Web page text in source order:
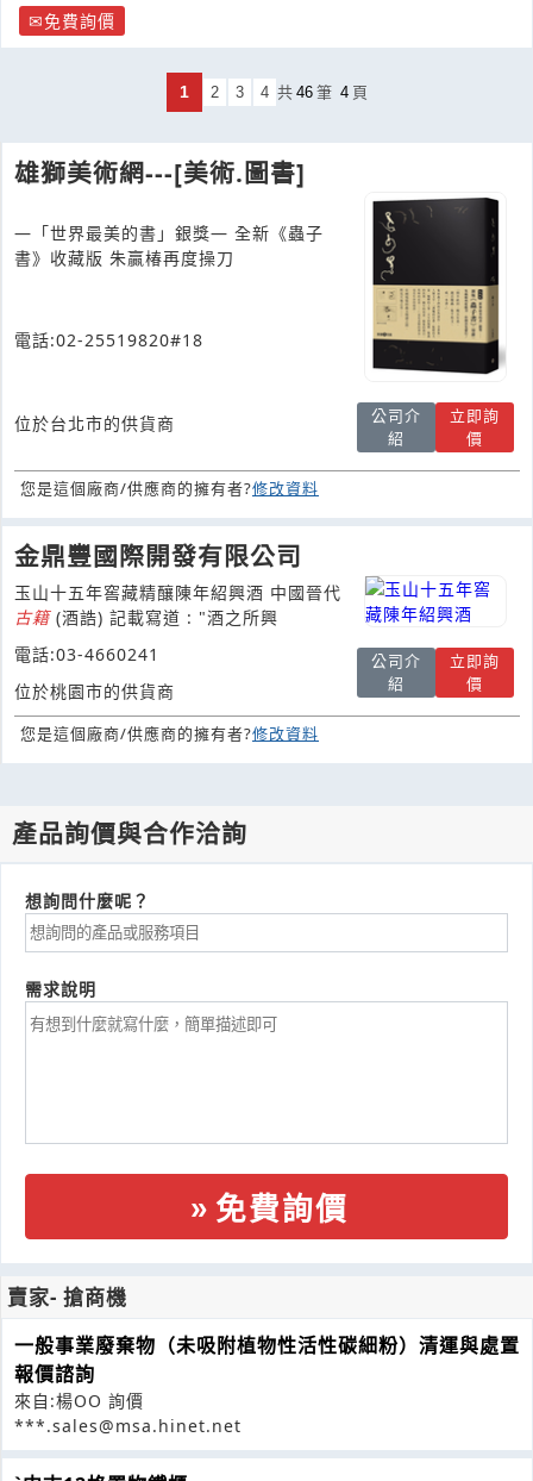
"酒之所興
免費詢價
1 2 3 4 共 46 筆 4 頁
雄獅美術網---[美術.圖書]
—「世界最美的書」銀獎— 全新《蟲子
書》收藏版 朱贏椿再度操刀
電話:02-25519820#18
位於台北市的供貨商
公司介
紹
立即詢
價
您是這個廠商/供應商的擁有者?修改資料
金鼎豐國際開發有限公司
玉山十五年窖藏精釀陳年紹興酒 中國晉代
古籍(酒誥) 記載寫道 : "酒之所興
電話:03-4660241
位於桃園市的供貨商
公司介
紹
立即詢
價
您是這個廠商/供應商的擁有者?修改資料
產品詢價與合作洽詢
想詢問什麼呢？
需求說明
免費詢價
賣家- 搶商機
一般事業廢棄物（未吸附植物性活性碳細粉）清運與處置
報價諮詢
來自:楊OO 詢價
***.sales@msa.hinet.net